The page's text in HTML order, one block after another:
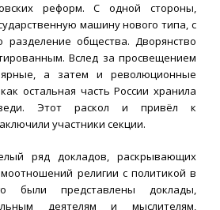
реформ. С одной стороны,
машину нового типа, с
общества. Дворянство
Вслед за просвещением
а затем и революционные
остальная часть России хранила
Этот раскол и привёл к
участники секции.
ряд докладов, раскрывающих
религии с политикой в
были представлены доклады,
деятелям и мыслителям,